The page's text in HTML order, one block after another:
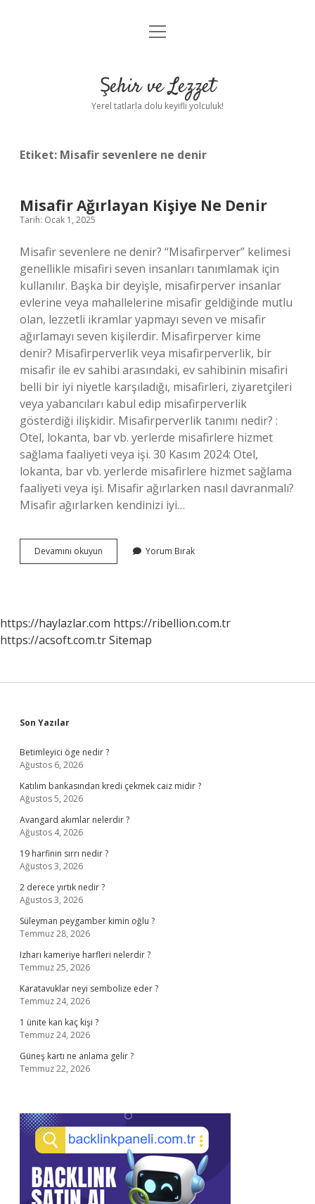
Anasayfa
Yasal Uyarı
menüyü
Şehir ve Lezzet
Yerel tatlarla dolu keyifli yolculuk!
Etiket: Misafir sevenlere ne denir
Misafir Ağırlayan Kişiye Ne Denir
Tarih: Ocak 1, 2025
Misafir sevenlere ne denir? “Misafirperver” kelimesi
genellikle misafiri seven insanları tanımlamak için
kullanılır. Başka bir deyişle, misafirperver insanlar
evlerine veya mahallelerine misafir geldiğinde mutlu
olan, lezzetli ikramlar yapmayı seven ve misafir
ağırlamayı seven kişilerdir. Misafirperver kime
denir? Misafirperverlik veya misafirperverlik, bir
misafir ile ev sahibi arasındaki, ev sahibinin misafiri
belli bir iyi niyetle karşıladığı, misafirleri, ziyaretçileri
veya yabancıları kabul edip misafirperverlik
gösterdiği ilişkidir. Misafirperverlik tanımı nedir? :
Otel, lokanta, bar vb. yerlerde misafirlere hizmet
sağlama faaliyeti veya işi. 30 Kasım 2024: Otel,
lokanta, bar vb. yerlerde misafirlere hizmet sağlama
faaliyeti veya işi. Misafir ağırlarken nasıl davranmalı?
Misafir ağırlarken kendinizi iyi…
Devamını okuyun
Ağırlayan
Yorum Bırak
https://haylazlar.com https://ribellion.com.tr
https://acsoft.com.trSitemap
Sidebar
Son Yazılar
Betimleyici öge nedir ?
Ağustos 6, 2026
Katılım bankasından kredi çekmek caiz midir ?
Ağustos 5, 2026
Avangard akımlar nelerdir ?
Ağustos 4, 2026
19 harfinin sırrı nedir ?
Ağustos 3, 2026
2 derece yırtık nedir ?
Ağustos 3, 2026
Süleyman peygamber kimin oğlu ?
Temmuz 28, 2026
Izharı kameriye harfleri nelerdir ?
Temmuz 25, 2026
Karatavuklar neyi sembolize eder ?
Temmuz 24, 2026
1 ünite kan kaç kişi ?
Temmuz 24, 2026
Güneş kartı ne anlama gelir ?
Temmuz 22, 2026